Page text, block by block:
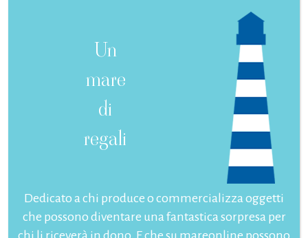
Un
mare
di
regali
Dedicato a chi produce o commercializza oggetti
che possono diventare una fantastica sorpresa per